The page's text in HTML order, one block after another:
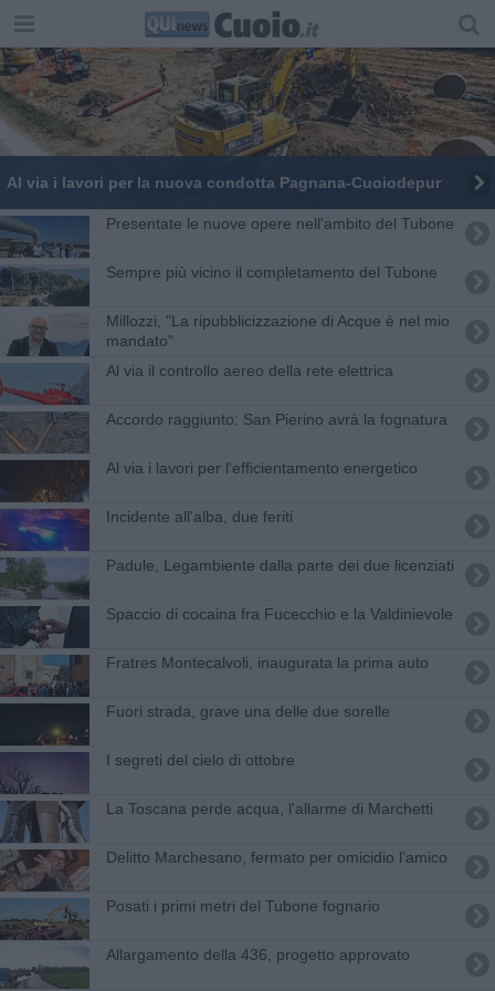
Al via i lavori per la nuova condotta Pagnana-Cuoiodepur
Presentate le nuove opere nell'ambito del Tubone
Sempre più vicino il completamento del Tubone
Millozzi, "La ripubblicizzazione di Acque è nel mio
mandato"
Al via il controllo aereo della rete elettrica
Accordo raggiunto: San Pierino avrà la fognatura
Al via i lavori per l'efficientamento energetico
Incidente all'alba, due feriti
Padule, Legambiente dalla parte dei due licenziati
Spaccio di cocaina fra Fucecchio e la Valdinievole
Fratres Montecalvoli, inaugurata la prima auto
Fuori strada, grave una delle due sorelle
I segreti del cielo di ottobre
La Toscana perde acqua, l'allarme di Marchetti
Delitto Marchesano, fermato per omicidio l’amico
Posati i primi metri del Tubone fognario
Allargamento della 436, progetto approvato